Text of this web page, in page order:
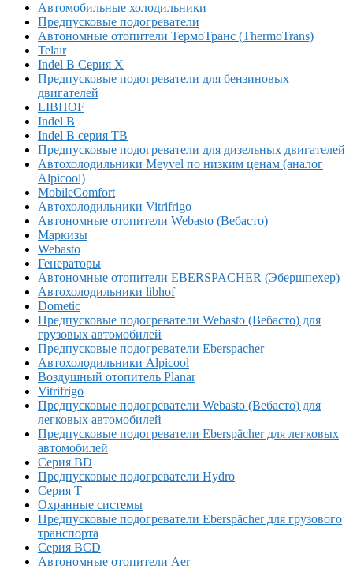
Автомобильные холодильники
Предпусковые подогреватели
Автономные отопители ТермоТранс (ThermoTrans)
Telair
Indel B Серия X
Предпусковые подогреватели для бензиновых
двигателей
LIBHOF
Indel B
Indel B серия TB
Предпусковые подогреватели для дизельных двигателей
Автохолодильники Meyvel по низким ценам (аналог
Alpicool)
MobileComfort
Автохолодильники Vitrifrigo
Автономные отопители Webasto (Вебасто)
Маркизы
Webasto
Генераторы
Автономные отопители EBERSPACHER (Эбершпехер)
Автохолодильники libhof
Dometic
Предпусковые подогреватели Webasto (Вебасто) для
грузовых автомобилей
Предпусковые подогреватели Eberspacher
Автохолодильники Alpicool
Воздушный отопитель Planar
Vitrifrigo
Предпусковые подогреватели Webasto (Вебасто) для
легковых автомобилей
Предпусковые подогреватели Eberspächer для легковых
автомобилей
Серия BD
Предпусковые подогреватели Hydro
Серия T
Охранные системы
Предпусковые подогреватели Eberspächer для грузового
транспорта
Серия BCD
Автономные отопители Аer